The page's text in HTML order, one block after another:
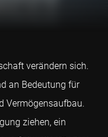
verändern sich.
an Bedeutung für
Vermögensaufbau.
ziehen, ein